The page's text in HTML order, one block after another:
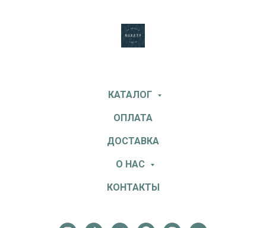
КАТАЛОГ
ОПЛАТА
ДОСТАВКА
О НАС
КОНТАКТЫ